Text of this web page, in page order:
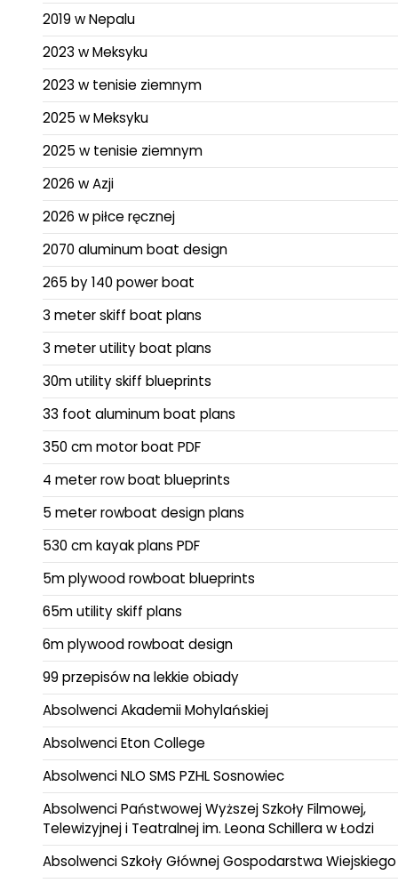
2019 w Nepalu
2023 w Meksyku
2023 w tenisie ziemnym
2025 w Meksyku
2025 w tenisie ziemnym
2026 w Azji
2026 w piłce ręcznej
2070 aluminum boat design
265 by 140 power boat
3 meter skiff boat plans
3 meter utility boat plans
30m utility skiff blueprints
33 foot aluminum boat plans
350 cm motor boat PDF
4 meter row boat blueprints
5 meter rowboat design plans
530 cm kayak plans PDF
5m plywood rowboat blueprints
65m utility skiff plans
6m plywood rowboat design
99 przepisów na lekkie obiady
Absolwenci Akademii Mohylańskiej
Absolwenci Eton College
Absolwenci NLO SMS PZHL Sosnowiec
Absolwenci Państwowej Wyższej Szkoły Filmowej,
Telewizyjnej i Teatralnej im. Leona Schillera w Łodzi
Absolwenci Szkoły Głównej Gospodarstwa Wiejskiego